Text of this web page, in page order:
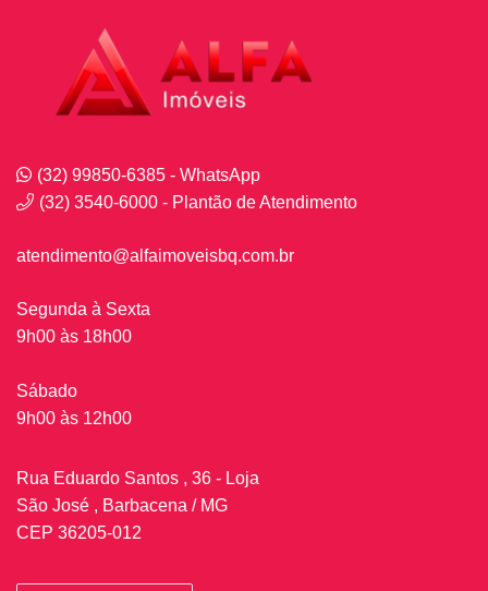
(32) 99850-6385 - WhatsApp
(32) 3540-6000 - Plantão de Atendimento
atendimento@alfaimoveisbq.com.br
Segunda à Sexta
9h00 às 18h00
Sábado
9h00 às 12h00
Rua Eduardo Santos , 36 - Loja
São José , Barbacena / MG
CEP 36205-012